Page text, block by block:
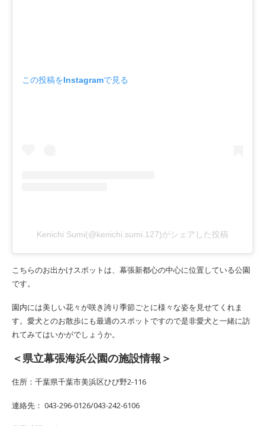
この投稿をInstagramで見る
Kenichi Sumi(@kenichi.sumi.127)がシェアした投稿
こちらのお出かけスポットは、幕張新都心の中心に位置している公園
です。
園内には美しい花々が咲き誇り季節ごとに様々な姿を見せてくれま
す。愛犬とのお散歩にも最適のスポットですので是非愛犬と一緒に訪
れてみてはいかがでしょうか。
＜県立幕張海浜公園の施設情報＞
住所：千葉県千葉市美浜区ひび野2-116
連絡先： 043-296-0126/043-242-6106